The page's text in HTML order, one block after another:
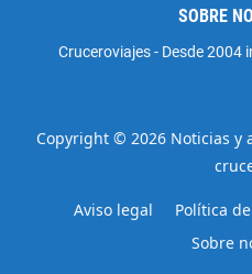
SOBRE
Cruceroviajes - Desde
Copyright © 2026 Noticias y
Aviso legal Política
Sobre